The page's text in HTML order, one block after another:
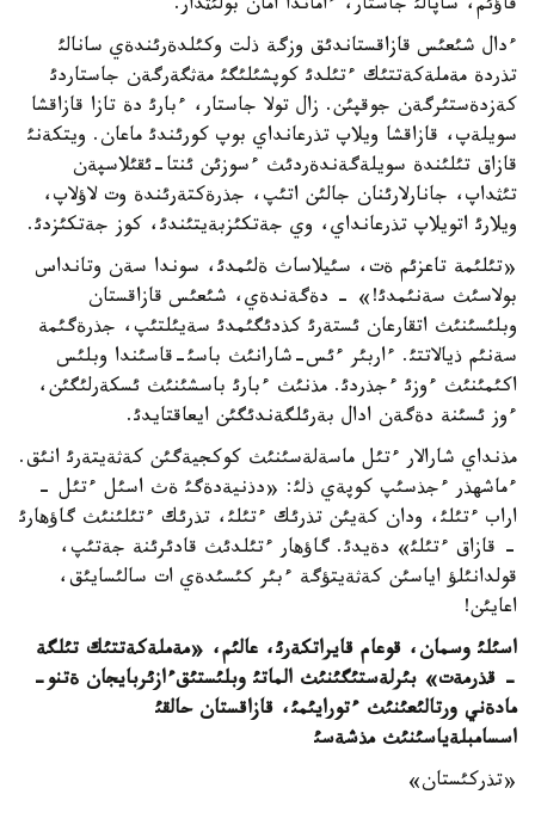
قاؤئم، ساپالئ جاستار، ءاماندا امان بولئثدار.
ءدال شئعئس قازاقستاندئق وزگة ذلت وكئلدةرئندةي سانالئ
تذردة مةملةكةتتئك ءتئلدئ كوپشئلئگئ مةثگةرگةن جاستاردئ
كةزدةستئرگةن جوقپئن. زال تولا جاستار، ءبارئ دة تازا قازاقشا
سويلةپ، قازاقشا ويلاپ تذرعانداي بوپ كورئندئ ماعان. ويتكةنئ
قازاق تئلئندة سويلةگةندةردئث ءسوزئن ئنتا-ئقئلاسپةن
تئثداپ، جانارلارئنان جالئن اتئپ، جذرةكتةرئندة وت لاؤلاپ،
ويلارئ اتويلاپ تذرعانداي، وي جةتكئزبةيتئندئ، كوز جةتكئزدئ.
«تئلئمة تاعزئم ةت، سئيلاساث ةلئمدئ، سوندا سةن وتانداس
بولاسئث سةنئمدئ!» - دةگةندةي، شئعئس قازاقستان
وبلئسئنئث اتقارعان ئستةرئ كذدئگئمدئ سةيئلتئپ، جذرةگئمة
سةنئم ذيالاتتئ. ءاربئر ءئس-شارانئث باسئ-قاسئندا وبلئس
اكئمئنئث ءوزئ ءجذردئ. مذنئث ءبارئ باسشئنئث ئسكةرلئگئن،
ءوز ئسئنة دةگةن ادال بةرئلگةندئگئن ايعاقتايدئ.
مذنداي شارالار ءتئل ماسةلةسئنئث كوكجيةگئن كةثةيتةرئ انئق.
ءماشهذر ءجذسئپ كوپةي ذلئ: «دذنيةدةگئ ةث اسئل ءتئل -
اراب ءتئلئ، ودان كةيئن تذرئك ءتئلئ، تذرئك ءتئلئنئث گاؤهارئ
- قازاق ءتئلئ» دةيدئ. گاؤهار ءتئلدئث قادئرئنة جةتئپ،
قولدانئلؤ اياسئن كةثةيتؤگة ءبئر كئسئدةي ات سالئسايئق،
اعايئن!
اسئلئ وسمان، قوعام قايراتكةرئ، عالئم، «مةملةكةتتئك تئلگة
- قذرمةت» بئرلةستئگئنئث الماتئ وبلئستئقءازئربايجان ةتنو-
مادةني ورتالئعئنئث ءتورايئمئ، قازاقستان حالقئ
اسسامبلةياسئنئث مذشةسئ
«تذركئستان»